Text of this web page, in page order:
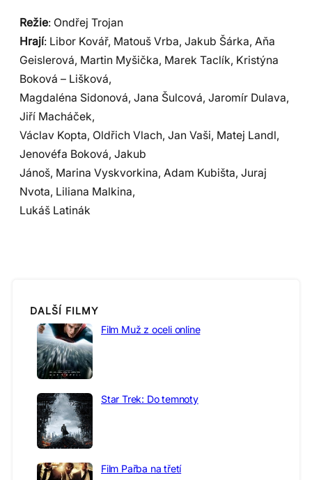
Režie: Ondřej Trojan
Hrají: Libor Kovář, Matouš Vrba, Jakub Šárka, Aňa
Geislerová, Martin Myšička, Marek Taclík, Kristýna
Boková – Lišková,
Magdaléna Sidonová, Jana Šulcová, Jaromír Dulava,
Jiří Macháček,
Václav Kopta, Oldřich Vlach, Jan Vaši, Matej Landl,
Jenovéfa Boková, Jakub
Jánoš, Marina Vyskvorkina, Adam Kubišta, Juraj
Nvota, Liliana Malkina,
Lukáš Latinák
DALŠÍ FILMY
Film Muž z oceli online
Star Trek: Do temnoty
Film Pařba na třetí